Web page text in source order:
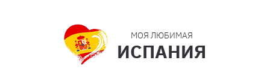
МОЯ ЛЮБИМАЯ
ИСПАНИЯ